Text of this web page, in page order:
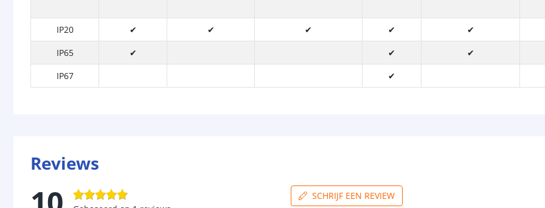
IP20
✔ ✔ ✔ ✔ ✔
IP65
✔ ✔ ✔
IP67
✔
Reviews
SCHRIJF EEN REVIEW